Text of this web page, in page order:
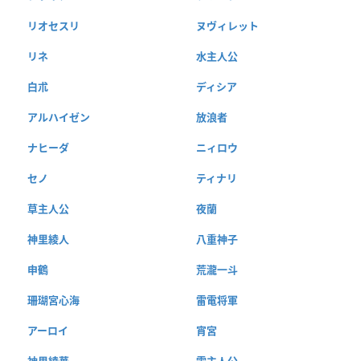
リオセスリ ヌヴィレット
リネ 水主人公
白朮 ディシア
アルハイゼン 放浪者
ナヒーダ ニィロウ
セノ ティナリ
草主人公 夜蘭
神里綾人 八重神子
申鶴 荒瀧一斗
珊瑚宮心海 雷電将軍
アーロイ 宵宮